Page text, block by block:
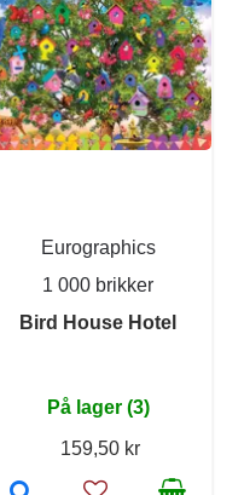
Eurographics
1 000 brikker
Bird House Hotel
På lager (3)
159,50 kr